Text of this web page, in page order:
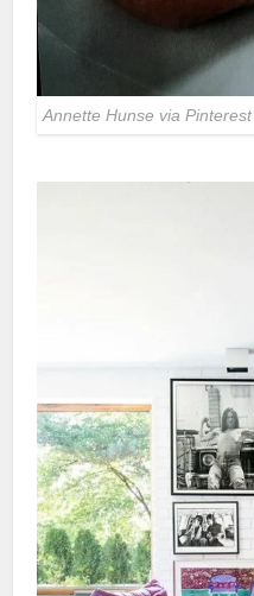
Annette Hunse via Pinterest